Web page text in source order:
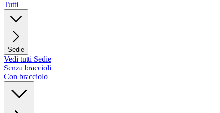
Tutti
Sedie
Vedi tutti Sedie
Senza braccioli
Con bracciolo